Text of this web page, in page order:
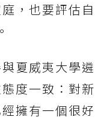
，也要評估自
夏威夷大學遴
度一致：對新
擁有一個很好